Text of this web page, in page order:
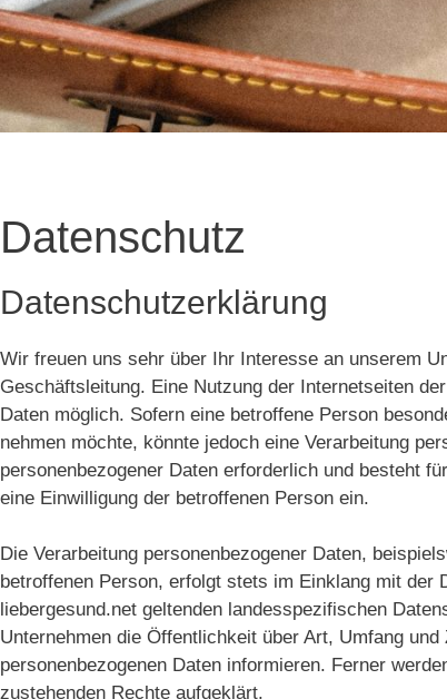
Datenschutz
Datenschutzerklärung
Wir freuen uns sehr über Ihr Interesse an unserem
Geschäftsleitung. Eine Nutzung der Internetseiten
Daten möglich. Sofern eine betroffene Person
nehmen möchte, könnte jedoch eine Verarbeitung
personenbezogener Daten erforderlich und besteht
eine Einwilligung der betroffenen Person ein.
Die Verarbeitung personenbezogener Daten,
betroffenen Person, erfolgt stets im Einklang mit der
liebergesund.net geltenden landesspezifischen
Unternehmen die Öffentlichkeit über Art, Umfang
personenbezogenen Daten informieren. Ferner
zustehenden Rechte aufgeklärt.